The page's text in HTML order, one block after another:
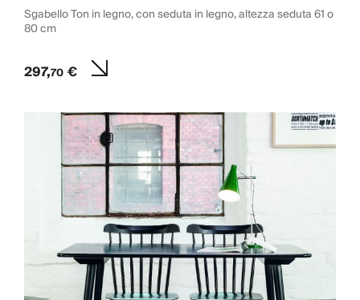
Sgabello Ton in legno, con seduta in legno, altezza seduta 61 o
80 cm
297,70€